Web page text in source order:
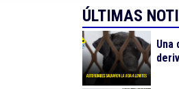
ÚLTIMAS
Una